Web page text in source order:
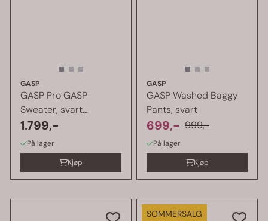
GASP
GASP Pro GASP
Sweater, svart
treningsjakke
1.799,-
På lager
Kjøp
GASP
GASP Washed Baggy
Pants, svart
699,- 999,-
På lager
Kjøp
SOMMERSALG